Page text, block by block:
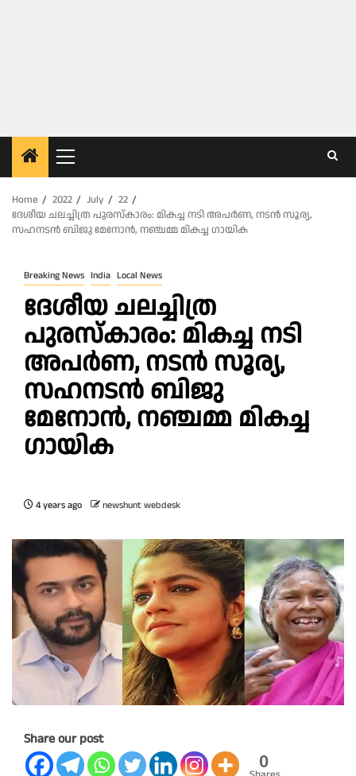
Primary
Menu
Home
2022 July
22
ദേശീയ ചലച്ചിത്ര പുരസ്‌കാരം: മികച്ച നടി അപര്‍ണ, നടന്‍ സൂര്യ,
സഹനടൻ ബിജു മേനോൻ, നഞ്ചമ്മ മികച്ച ഗായിക
Breaking News India Local News
ദേശീയ ചലച്ചിത്ര
പുരസ്‌കാരം: മികച്ച നടി
അപര്‍ണ, നടന്‍ സൂര്യ,
സഹനടൻ ബിജു
മേനോൻ, നഞ്ചമ്മ മികച്ച
ഗായിക
4 years ago newshunt webdesk
Share our post
0